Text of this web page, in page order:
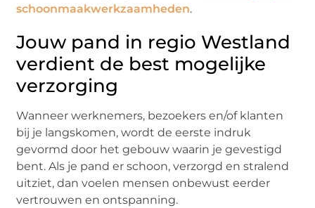
schoonmaakwerkzaamheden.
Jouw pand in regio Westland
verdient de best mogelijke
verzorging
Wanneer werknemers, bezoekers en/of klanten
bij je langskomen, wordt de eerste indruk
gevormd door het gebouw waarin je gevestigd
bent. Als je pand er schoon, verzorgd en stralend
uitziet, dan voelen mensen onbewust eerder
vertrouwen en ontspanning.